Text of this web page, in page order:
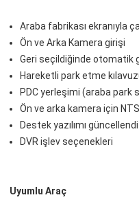
Araba fabrikası ekranıyla
Ön ve Arka Kamera girişi
Geri seçildiğinde otomatik
Hareketli park etme
PDC yerleşimi (araba park
Ön ve arka kamera için
Destek yazılımı güncellendi
DVR işlev seçenekleri
Uyumlu Araç